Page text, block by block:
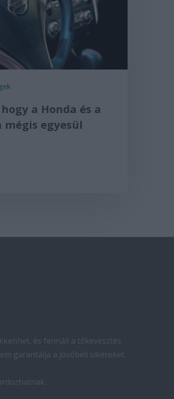
a Honda és a
mégis egyesül
és fennáll a tőkevesztés
garantálja a jövőbeli sikereket.